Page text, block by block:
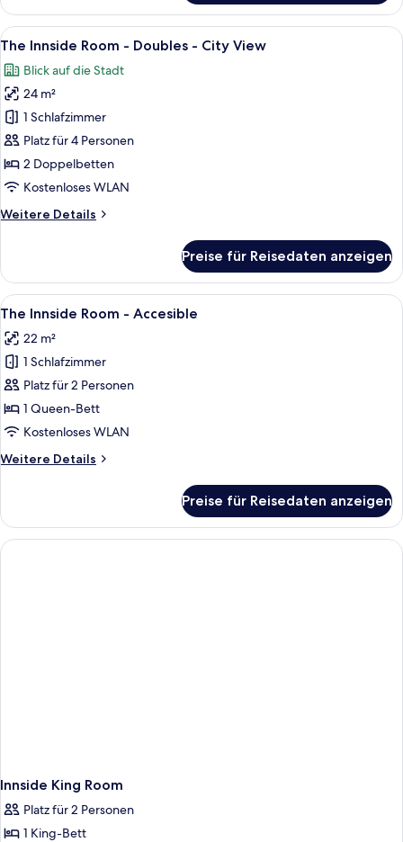
Innside
Room
King
City
View
Alle
Fotos
für
The
Innside
Room
-
Doubles
City
Ein Hotelzimmer mit zwei Betten,
7
The Innside Room - Doubles - City View
Blick auf die Stadt
24 m²
1 Schlafzimmer
Platz für 4 Personen
2 Doppelbetten
Kostenloses WLAN
Weitere Details
Weitere
Innside
Room
-
City
Preise für Reisedaten anzeigen
Alle
Fotos
für
The
Innside
Room
-
anzeigen
Ein modernes Hotelzimmer mit
5
The Innside Room - Accesible
22 m²
1 Schlafzimmer
Platz für 2 Personen
1 Queen-Bett
Kostenloses WLAN
Weitere Details
Weitere
Innside
Room
-
Preise für Reisedaten anzeigen
Innside King Room
Platz für 2 Personen
1 King-Bett